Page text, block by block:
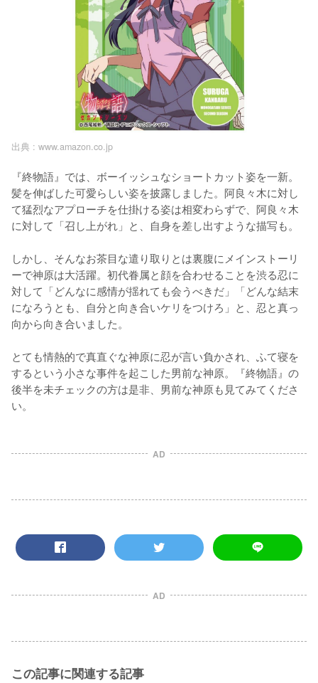
出典 : www.amazon.co.jp
『終物語』では、ボーイッシュなショートカット姿を一新。
髪を伸ばした可愛らしい姿を披露しました。阿良々木に対し
て猛烈なアプローチを仕掛ける姿は相変わらずで、阿良々木
に対して「召し上がれ」と、自身を差し出すような描写も。
しかし、そんなお茶目な遣り取りとは裏腹にメインストーリ
ーで神原は大活躍。初代眷属と顔を合わせることを渋る忍に
対して「どんなに感情が揺れても会うべきだ」「どんな結末
になろうとも、自分と向き合いケリをつけろ」と、忍と真っ
向から向き合いました。
とても情熱的で真直ぐな神原に忍が言い負かされ、ふて寝を
するという小さな事件を起こした男前な神原。『終物語』の
後半を未チェックの方は是非、男前な神原も見てみてくださ
い。
AD
AD
この記事に関連する記事